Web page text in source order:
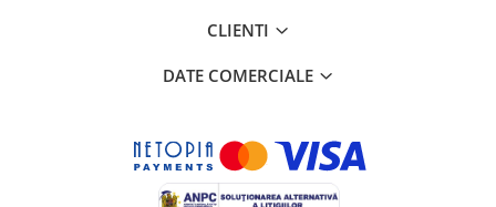
CLIENTI
DATE COMERCIALE